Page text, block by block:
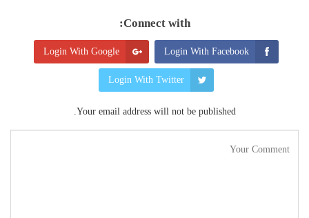
Connect with:
Login With Facebook
Login With Google
Login With Twitter
Your email address will not be published.